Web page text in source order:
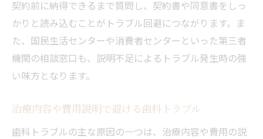
契約前に納得できるまで質問し、契約書や同意書をしっ
かりと読み込むことがトラブル回避につながります。ま
た、国民生活センターや消費者センターといった第三者
機関の相談窓口も、説明不足によるトラブル発生時の強
い味方となります。
治療内容や費用説明で避ける歯科トラブル
歯科トラブルの主な原因の一つは、治療内容や費用の説